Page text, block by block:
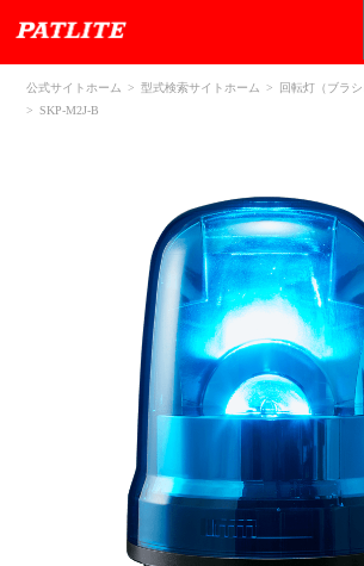
公式サイトホーム 型式検索サイトホーム
回転灯（ブラ
SKP-M2J-B